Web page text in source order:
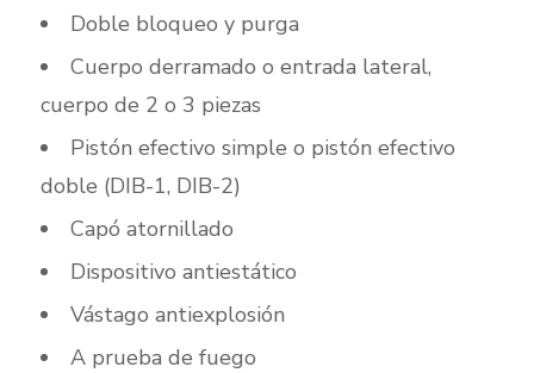
Doble bloqueo y purga
Cuerpo derramado o entrada lateral,
cuerpo de 2 o 3 piezas
Pistón efectivo simple o pistón efectivo
doble (DIB-1, DIB-2)
Capó atornillado
Dispositivo antiestático
Vástago antiexplosión
A prueba de fuego